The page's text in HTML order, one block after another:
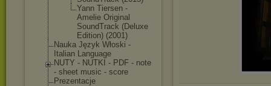
Yann Tiersen -
Amelie Original
SoundTrack (Deluxe
Edition) (2001)
Nauka Język Włoski -
Italian Language
NUTY - NUTKI - PDF - note
- sheet music - score
Prezentacje